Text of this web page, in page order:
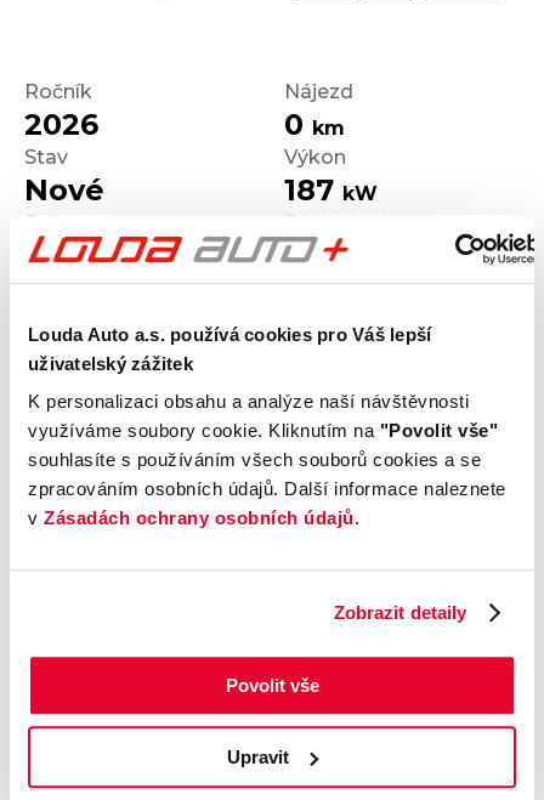
Louda Auto a.s. používá cookies pro Váš lepší
uživatelský zážitek
K personalizaci obsahu a analýze naší návštěvnosti
využíváme soubory cookie. Kliknutím na "Povolit vše"
souhlasíte s používáním všech souborů cookies a se
zpracováním osobních údajů. Další informace naleznete
v Zásadách ochrany osobních údajů.
Zobrazit detaily
Povolit vše
Upravit
Ročník
2026
Nájezd
0 km
Stav
Nové
Výkon
187 kW
Palivo
Diesel
Převodovka
Automatická
Mazda
CX-60
Výbava
Homura Plus
Karoserie
SUV
Motor
3.3 e-Skyactiv D 254 k
Kombinovaná
spotřeba
Šedá
S odpočtem DPH
Termín dodání
Ihned k odběru
OB71000713